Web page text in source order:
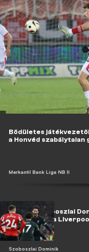
Merkantil Bank Liga NB II
Bődületes
a Honvéd szabálytalan
Szoboszlai Dominik
Megvan Szoboszlai
bajnoki gólja a